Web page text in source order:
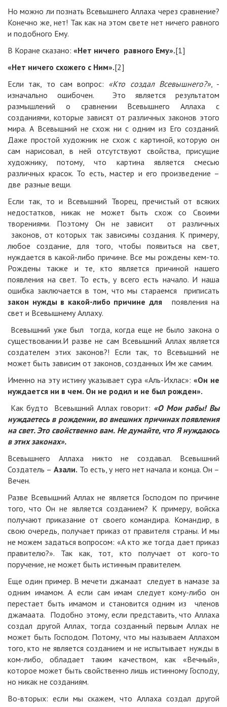
Но можно ли познать Всевышнего Аллаха через сравнение?
Конечно же, нет! Так как на этом свете нет ничего равного
и подобного Ему.
В Коране сказано: «Нет ничего равного Ему».[1]
«Нет ничего схожего с Ним».[2]
Если так, то сам вопрос: «Кто создал Всевышнего?», -
изначально ошибочен. Это является результатом
размышлений о сравнении Всевышнего Аллаха с
созданиями, которые зависят от различных законов этого
мира. А Всевышний не схож ни с одним из Его созданий.
Даже простой художник не схож с картиной, которую он
сам нарисовал, в ней отсутствуют свойства, присущие
художнику, потому, что картина является смесью
различных красок. То есть, мастер и его произведение –
две разные вещи.
Если так, то и Всевышний Творец, пречистый от всяких
недостатков, никак не может быть схож со Своими
творениями. Поэтому Он не зависит от различных
законов, от которых так зависимы создания. К примеру,
любое создание, для того, чтобы появиться на свет,
нуждается в какой-либо причине. Все мы рождены кем-то.
Рождены также и те, кто является причиной нашего
появления на свет. То есть, у всего есть начало. И наша
ошибка заключается в том, что мы стараемся приписать
закон нужды в какой-либо причине дляпоявления на
свет и Всевышнему Аллаху.
Всевышний уже был тогда, когда еще не было закона о
существовании.И разве не сам Всевышний Аллах является
создателем этих законов?! Если так, то Всевышний не
может быть зависим от законов, созданных Им же самим.
Именно на эту истину указывает сура «Аль-Ихлас»: «Он не
нуждается ни в чем. Он не родил и не был рожден».
Как будто Всевышний Аллах говорит: «О Мои рабы! Вы
нуждаетесь в рождении, во внешних причинах появления
на свет. Это свойственно вам. Не думайте, что Я нуждаюсь
в этих законах».
Всевышнего Аллаха никто не создавал. Всевышний
Создатель – Азали. То есть, у него нет начала и конца. Он –
Вечен.
Разве Всевышний Аллах не является Господом по причине
того, что Он не является созданием? К примеру, войска
получают приказание от своего командира. Командир, в
свою очередь, получает приказ от правителя страны. И мы
не можем задаться вопросом: «А кто же тогда дает приказ
правителю?». Так как, тот, кто получает от кого-то
поручение, не может быть истинным правителем.
Еще один пример. В мечети джамаат следует в намазе за
одним имамом. А если сам имам следует кому-либо он
перестает быть имамом и становится одним из членов
джамаата. Подобно этому, если представить, что Аллаха
создал другой Аллах, тогда созданный первым Аллах не
может быть Господом. Потому, что мы называем Аллахом
того, кто не является созданием и не испытывает нужды в
ком-либо, обладает таким качеством, как «Вечный»,
которое может быть свойственно лишь истинному Господу,
но никак не созданиям.
Во-вторых: если мы скажем, что Аллаха создал другой